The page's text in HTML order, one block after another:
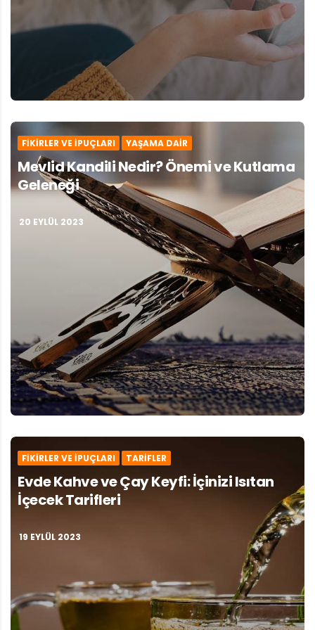
FIKIRLER VE İPUÇLARI YAŞAMA DAIR
Mevlid Kandili Nedir? Önemi ve Kutlama
Geleneği
20 EYLÜL 2023
FIKIRLER VE İPUÇLARI TARIFLER
Evde Kahve ve Çay Keyfi: İçinizi Isıtan
İçecek Tarifleri
19 EYLÜL 2023